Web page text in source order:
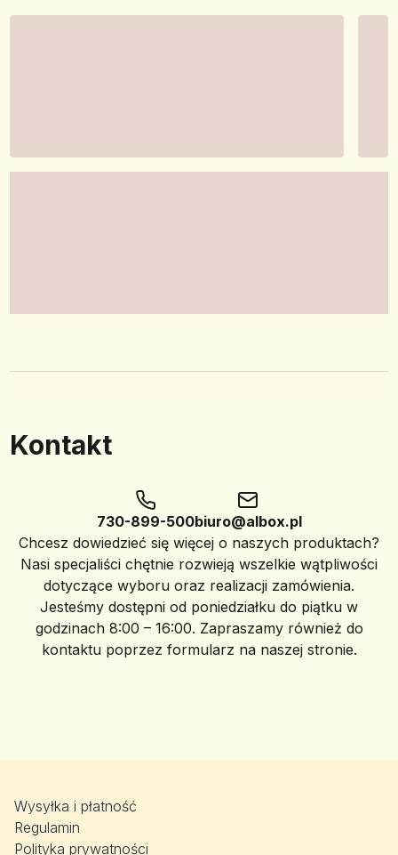
Kontakt
730-899-500biuro@albox.pl
Chcesz dowiedzieć się więcej o naszych produktach?
Nasi specjaliści chętnie rozwieją wszelkie wątpliwości
dotyczące wyboru oraz realizacji zamówienia.
Jesteśmy dostępni od poniedziałku do piątku w
godzinach 8:00 – 16:00. Zapraszamy również do
kontaktu poprzez formularz na naszej stronie.
Wysyłka i płatność
Regulamin
Polityka prywatności